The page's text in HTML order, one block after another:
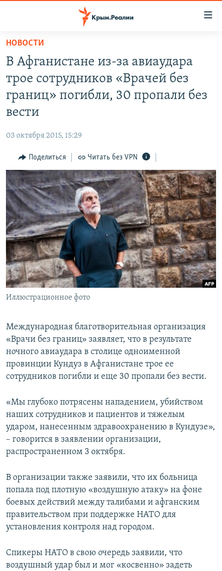
Вернуться
основному
содержанию
Вернутся
главной
Вернутся
поиску
НОВОСТИ
СПЕЦПРОЕКТЫ
ВОДА
ИНТЕРАКТИВ
ИНФОГРАФИКА
ТЕЛЕПРОЕКТ КРЫМ.РЕАЛИИ
СОВЕТЫ ПРАВОЗАЩИТНИКОВ
ПРОПАВШИЕ БЕЗ ВЕСТИ
ПОБЕДИТЕЛЕЙ НЕ СУДЯТ?
КРЫМ.НЕПОКОРЕННЫЙ
ELIFBE
УКРАИНСКАЯ ПРОБЛЕМА КРЫМА
РАДІО СВОБОДА
КАК ОБОЙТИ БЛОКИРОВКУ
Українською
Qırımtatar
ПРИСОЕДИНЯЙТЕСЬ!
Все сайты RFE/RL
НОВОСТИ
В Афганистане из-за авиаудара
трое сотрудников «Врачей без
границ» погибли, 30 пропали без
вести
03 октября 2015, 15:29
Поделиться Читать без VPN
Иллюстрационное фото
Международная благотворительная организация
«Врачи без границ» заявляет, что в результате
ночного авиаудара в столице одноименной
провинции Кундуз в Афганистане трое ее
сотрудников погибли и еще 30 пропали без вести.
«Мы глубоко потрясены нападением, убийством
наших сотрудников и пациентов и тяжелым
ударом, нанесенным здравоохранению в Кундузе»,
– говорится в заявлении организации,
распространенном 3 октября.
В организации также заявили, что их больница
попала под плотную «воздушную атаку» на фоне
боевых действий между талибами и афганским
правительством при поддержке НАТО для
установления контроля над городом.
Спикеры НАТО в свою очередь заявили, что
воздушный удар был и мог «косвенно» задеть